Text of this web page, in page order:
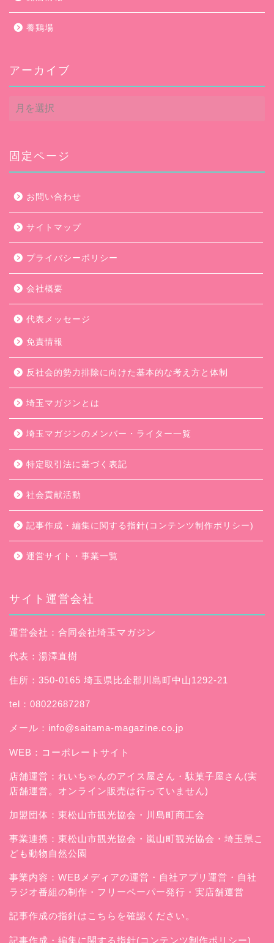
養鶏場
アーカイブ
ア
ー
ブ
固定ページ
お問い合わせ
サイトマップ
プライバシーポリシー
会社概要
代表メッセージ
免責情報
反社会的勢力排除に向けた基本的な考え方と体制
埼玉マガジンとは
埼玉マガジンのメンバー・ライター一覧
特定取引法に基づく表記
社会貢献活動
記事作成・編集に関する指針(コンテンツ制作ポリシー)
運営サイト・事業一覧
サイト運営会社
運営会社：合同会社埼玉マガジン
代表：湯澤直樹
住所：350-0165 埼玉県比企郡川島町中山1292-21
tel：08022687287
メール： info@saitama-magazine.co.jp
WEB： コーポレートサイト
店舗運営： れいちゃんのアイス屋さん ・駄菓子屋さん(実
店舗運営。オンライン販売は行っていません)
加盟団体：東松山市観光協会・川島町商工会
事業連携：東松山市観光協会・嵐山町観光協会・埼玉県こ
ども動物自然公園
事業内容：WEBメディアの運営・自社アプリ運営・自社
ラジオ番組の制作・フリーペーパー発行・実店舗運営
記事作成の指針はこちらを確認ください。
記事作成・編集に関する指針(コンテンツ制作ポリシー)